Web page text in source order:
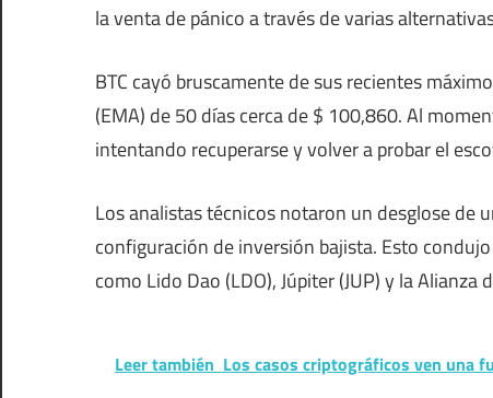
la venta de pánico a través de varias
BTC cayó bruscamente de sus recientes
(EMA) de 50 días cerca de $ 100,860. Al
intentando recuperarse y volver a probar el
Los analistas técnicos notaron un desglose de
configuración de inversión bajista. Esto
como Lido Dao (LDO), Júpiter (JUP) y la Alianza
Leer también Los casos criptográficos ven una